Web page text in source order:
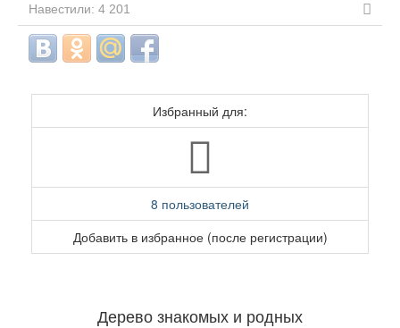
Навестили: 4 201
Избранный для:
8 пользователей
Добавить в избранное (после регистрации)
Дерево знакомых и родных